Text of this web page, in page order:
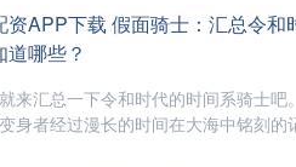
资APP下载 假面骑士：汇总令和
哪些？
来汇总一下令和时代的时间系骑士
身者经过漫长的时间在大海中铭刻